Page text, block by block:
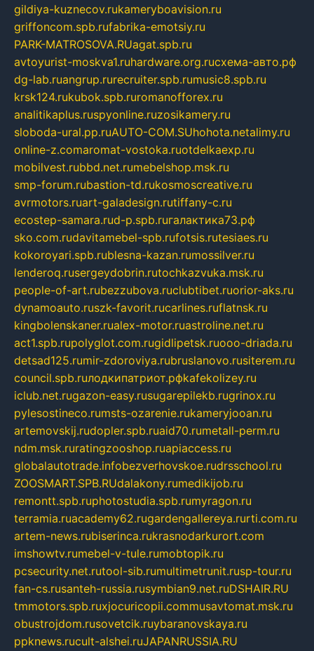
gildiya-kuznecov.rukameryboavision.ru
griffoncom.spb.rufabrika-emotsiy.ru
PARK-MATROSOVA.RUagat.spb.ru
avtoyurist-moskva1.ruhardware.org.ruсхема-авто.рф
dg-lab.ruangrup.rurecruiter.spb.rumusic8.spb.ru
krsk124.rukubok.spb.ruromanofforex.ru
analitikaplus.ruspyonline.ruzosikamery.ru
sloboda-ural.pp.ruAUTO-COM.SUhohota.netalimy.ru
online-z.comaromat-vostoka.ruotdelkaexp.ru
mobilvest.rubbd.net.rumebelshop.msk.ru
smp-forum.rubastion-td.rukosmoscreative.ru
avrmotors.ruart-galadesign.rutiffany-c.ru
ecostep-samara.rud-p.spb.ruгалактика73.рф
sko.com.rudavitamebel-spb.rufotsis.rutesiaes.ru
kokoroyari.spb.rublesna-kazan.rumossilver.ru
lenderoq.rusergeydobrin.rutochkazvuka.msk.ru
people-of-art.rubezzubova.ruclubtibet.ruorior-aks.ru
dynamoauto.ruszk-favorit.rucarlines.ruflatnsk.ru
kingbolenskaner.rualex-motor.ruastroline.net.ru
act1.spb.rupolyglot.com.rugidlipetsk.ruooo-driada.ru
detsad125.rumir-zdoroviya.rubruslanovo.rusiterem.ru
council.spb.ruлодкипатриот.рфkafekolizey.ru
iclub.net.rugazon-easy.rusugarepilekb.rugrinox.ru
pylesostineco.rumsts-ozarenie.rukameryjooan.ru
artemovskij.rudopler.spb.ruaid70.rumetall-perm.ru
ndm.msk.ruratingzooshop.ruapiaccess.ru
globalautotrade.infobezverhovskoe.rudrsschool.ru
ZOOSMART.SPB.RUdalakony.rumedikijob.ru
remontt.spb.ruphotostudia.spb.rumyragon.ru
terramia.ruacademy62.rugardengallereya.rurti.com.ru
artem-news.rubiserinca.rukrasnodarkurort.com
imshowtv.rumebel-v-tule.rumobtopik.ru
pcsecurity.net.rutool-sib.rumultimetrunit.rusp-tour.ru
fan-cs.rusanteh-russia.rusymbian9.net.ruDSHAIR.RU
tmmotors.spb.ruxjocuricopii.commusavtomat.msk.ru
obustrojdom.rusovetcik.ruybaranovskaya.ru
ppknews.rucult-alshei.ruJAPANRUSSIA.RU